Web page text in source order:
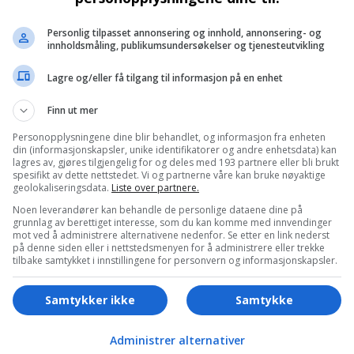
første dag ved Ringnes’ kontorer i Thorvald
på Gjelleråsen utenfor Oslo.
hatt på min første dag bekrefter det jeg har fått
ikke minst – dyktige og dedikerte mennesker. Jeg
sier Ødegaard Ribe i en pressemelding.
fra stillingen som administrerende direktør i
Mix, Jafs, Kaffebrenneriet, Big Horn Steak
Norgesgruppen.
Hun har jobbet i ledende stillinger både
i selskaper som Jordan, Lego, NSB og
og Viking.
Personlig tilpasset annonsering og innhold, annonsering- og
innholdsmåling, publikumsundersøkelser og tjenesteutvikling
Lagre og/eller få tilgang til informasjon på en enhet
Finn ut mer
Personopplysningene dine blir behandlet, og informasjon fra enheten
din (informasjonskapsler, unike identifikatorer og andre enhetsdata) kan
lagres av, gjøres tilgjengelig for og deles med 193 partnere eller bli brukt
spesifikt av dette nettstedet. Vi og partnerne våre kan bruke nøyaktige
geolokaliseringsdata. Liste over partnere.
Noen leverandører kan behandle de personlige dataene dine på
grunnlag av berettiget interesse, som du kan komme med innvendinger
mot ved å administrere alternativene nedenfor. Se etter en link nederst
på denne siden eller i nettstedsmenyen for å administrere eller trekke
tilbake samtykket i innstillingene for personvern og informasjonskapsler.
Samtykke
Samtykker ikke
Administrer alternativer